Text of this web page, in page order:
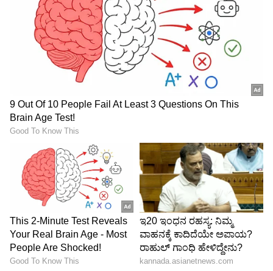
ವಜ್ರ ಮಳೆ ಹೇಗೆ ಸಾಧ್ಯ?
ಗ್ರಹವು ಅತ್ಯಂತ ಬಿಸಿಯಾಗಿದ್ದು, ಅಗಾಧ ಒತ್ತಡದಲ್ಲಿರುತ್ತದೆ.
ಅಂತಹ ಪರಿಸ್ಥಿತಿಗಳಲ್ಲಿ, ಇಂಗಾಲದ ಡೈಆಕ್ಸೈಡ್‌ನಂತಹ
ಕಣಗಳು ಕ್ರಮೇಣ ಘನೀಕರಿಸಿ ವಜ್ರಗಳಾಗಿ ಗಟ್ಟಿಯಾಗುತ್ತವೆ.
ಅದಕ್ಕಾಗಿಯೇ ವಿಜ್ಞಾನಿಗಳು "ವಜ್ರದ ಮಳೆ" ಇಲ್ಲಿ
ಸಂಭವಿಸಬಹುದು ಎಂದು ಊಹಿಸುತ್ತಾರೆ. ಆದರೆ, ಈ
ವಿದ್ಯಮಾನವನ್ನು ಇನ್ನೂ ನೇರವಾಗಿ ಗಮನಿಸಲಾಗಿಲ್ಲ, ಆದರೆ
ವೈಜ್ಞಾನಿಕ ವಿಶ್ಲೇಷಣೆಯನ್ನು ಆಧರಿಸಿದೆ.